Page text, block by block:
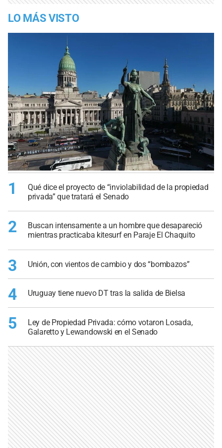
LO MÁS VISTO
1
Qué dice el proyecto de “inviolabilidad de la propiedad
privada” que tratará el Senado
2
Buscan intensamente a un hombre que desapareció
mientras practicaba kitesurf en Paraje El Chaquito
3 Unión, con vientos de cambio y dos “bombazos”
4 Uruguay tiene nuevo DT tras la salida de Bielsa
5
Ley de Propiedad Privada: cómo votaron Losada,
Galaretto y Lewandowski en el Senado